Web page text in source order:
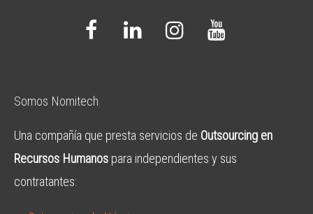
Somos Nomitech
Una compañía que presta servicios de Outsourcing en
Recursos Humanos para independientes y sus
contratantes: